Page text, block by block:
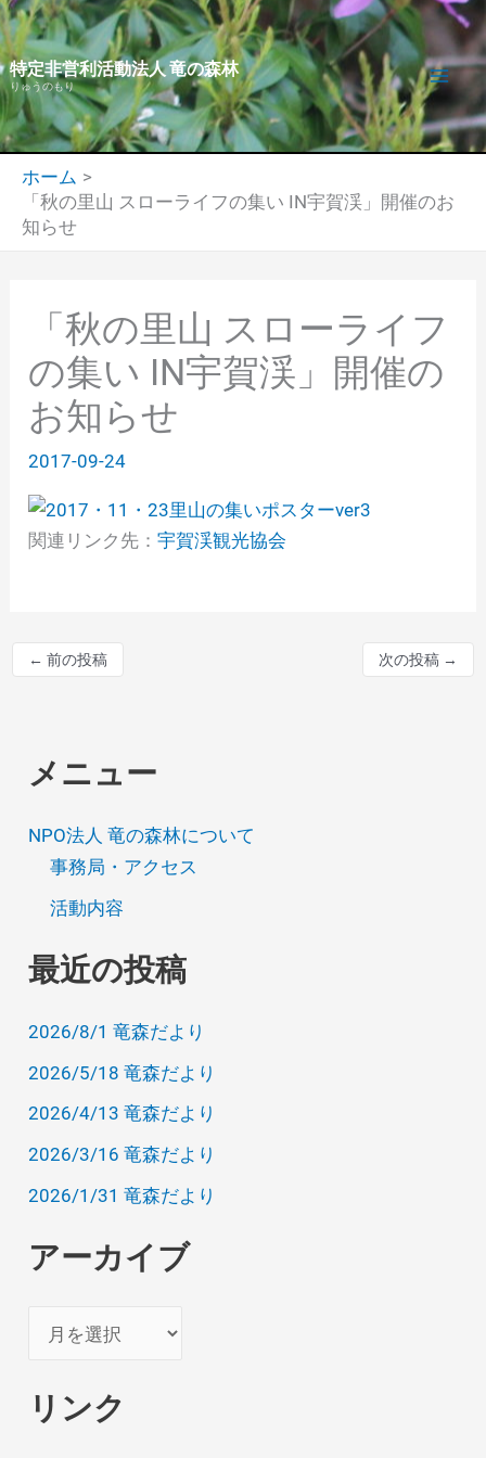
内
容
を
ス
キ
特定非営利活動法人 竜の森林
りゅうのもり
ホーム
「秋の里山 スローライフの集い IN宇賀渓」開催のお
知らせ
「秋の里山 スローライフ
の集い IN宇賀渓」開催の
お知らせ
2017-09-24
関連リンク先：宇賀渓観光協会
← 前の投稿 次の投稿 →
メニュー
NPO法人 竜の森林について
事務局・アクセス
活動内容
最近の投稿
2026/8/1 竜森だより
2026/5/18 竜森だより
2026/4/13 竜森だより
2026/3/16 竜森だより
2026/1/31 竜森だより
アーカイブ
カ
リンク